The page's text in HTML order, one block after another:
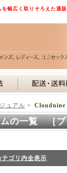
幅広く取りそろえた通販
ュアル > Cloudnine
の一覧 ［ブ
テゴリ内全表示